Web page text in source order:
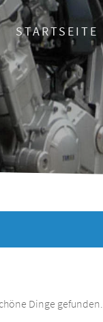
STARTSEITE
Dinge gefunden.